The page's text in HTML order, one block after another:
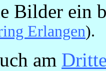
Bilder ein
Erlangen).
am